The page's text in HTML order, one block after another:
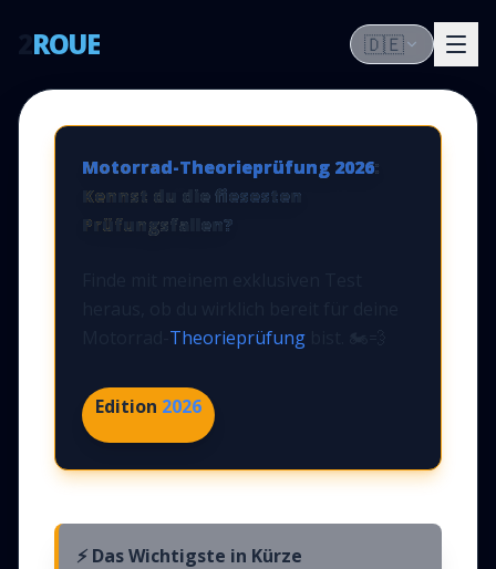
ROUE 🇩🇪
Motorrad-Theorieprüfung 2026:
Kennst du die fiesesten
Prüfungsfallen?
Theorieprüfung
Edition 2026
⚡ Das Wichtigste in Kürze